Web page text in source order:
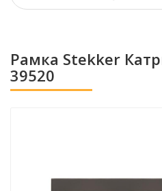
Рамка Stekker
39520